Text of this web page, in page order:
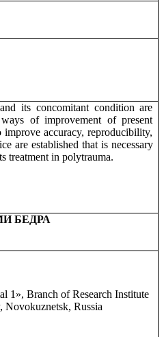
its concomitant condition are
of improvement of present
improve accuracy, reproducibility,
are established that is necessary
treatment in polytrauma.
БЕДРА
1», Branch of Research Institute
Novokuznetsk, Russia